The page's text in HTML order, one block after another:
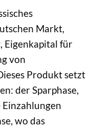
Markt,
Eigenkapital für
von
Produkt setzt
der Sparphase,
wo das